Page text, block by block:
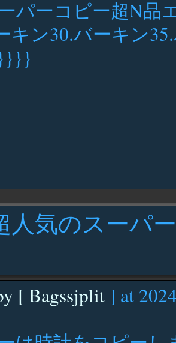
パーコピー超N品
キン30.バーキン
人気のスーパ
[ Bagssjplit] at